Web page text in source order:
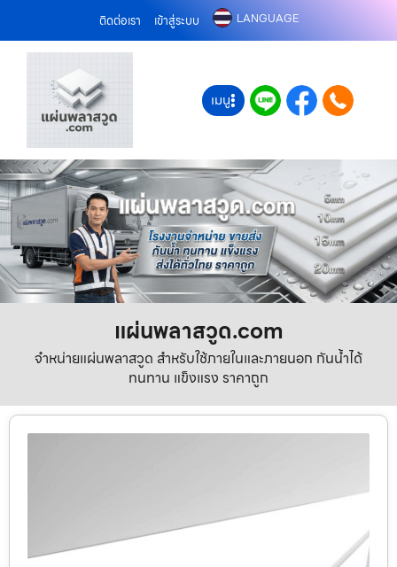
ติดต่อเรา เข้าสู่ระบบ LANGUAGE
เมนู
แผ่นพลาสวูด.com
จำหน่ายแผ่นพลาสวูด สำหรับใช้ภายในและภายนอก กันน้ำได้
ทนทาน แข็งแรง ราคาถูก